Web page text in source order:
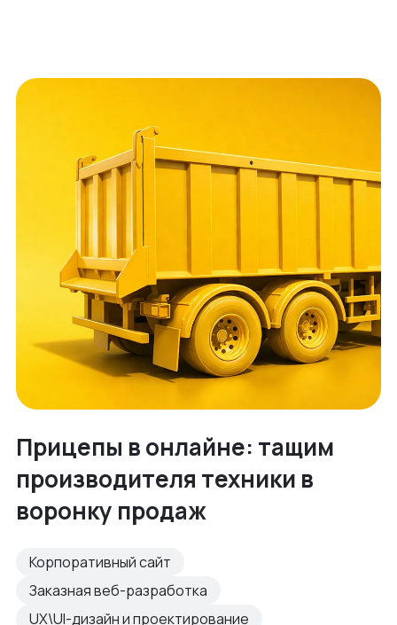
Прицепы в онлайне: тащим
производителя техники в
воронку продаж
Корпоративный сайт
Заказная веб-разработка
UX\UI-дизайн и проектирование